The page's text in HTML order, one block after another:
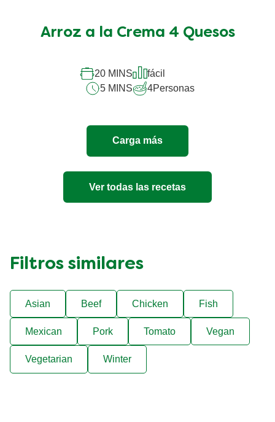
de
a
la
Crema
5.0
de
de
1
calificaciones.
Arroz a la Crema 4 Quesos
20 MINS
fácil
5 MINS
4Personas
Carga más
Ver todas las recetas
Filtros similares
Asian Beef Chicken Fish
Mexican Pork Tomato Vegan
Vegetarian Winter